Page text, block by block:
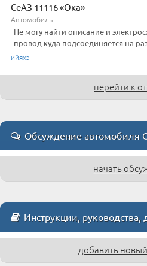
СеАЗ 11116 «Ока»
Автомобиль
Не могу найти описание и
провод куда подсоединяется на
ийяхэ
перейти к
Обсуждение автомобиля
начать
Инструкции, руководства,
добавить